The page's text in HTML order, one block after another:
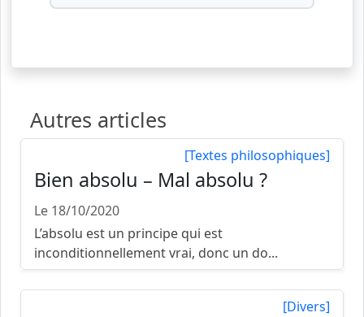
Autres articles
[Textes philosophiques]
Bien absolu – Mal absolu ?
Le 18/10/2020
L’absolu est un principe qui est
inconditionnellement vrai, donc un do...
[Divers]